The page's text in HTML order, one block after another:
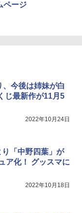
ページ
、今後は姉妹が白
じ最新作が11月5
2022年10月24日
「中野四葉」が
ア化！ グッスマに
2022年10月18日